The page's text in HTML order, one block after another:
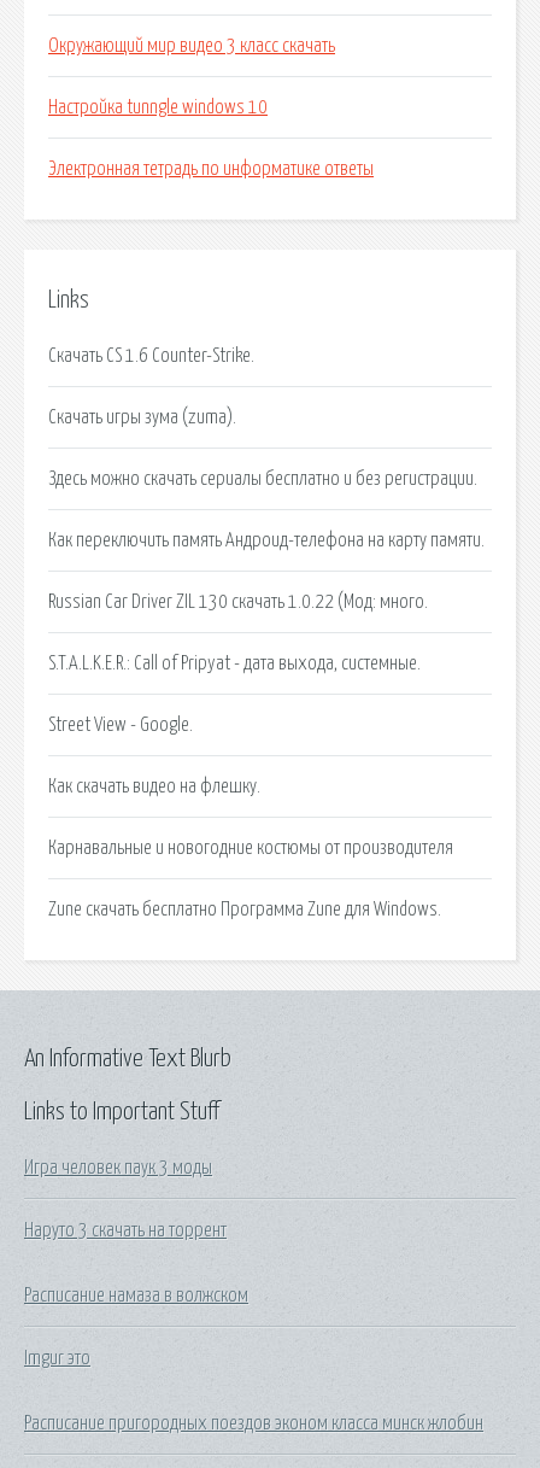
Окружающий мир видео 3 класс скачать
Настройка tunngle windows 10
Электронная тетрадь по информатике ответы
Links
Скачать CS 1.6 Counter-Strike.
Скачать игры зума (zuma).
Здесь можно скачать сериалы бесплатно и без регистрации.
Как переключить память Андроид-телефона на карту памяти.
Russian Car Driver ZIL 130 скачать 1.0.22 (Мод: много.
S.T.A.L.K.E.R.: Call of Pripyat - дата выхода, системные.
Street View - Google.
Как скачать видео на флешку.
Карнавальные и новогодние костюмы от производителя
Zune скачать бесплатно Программа Zune для Windows.
Links to Important Stuff
Игра человек паук 3 моды
Наруто 3 скачать на торрент
Расписание намаза в волжском
Imgur это
Расписание пригородных поездов эконом класса минск жлобин
An Informative Text Blurb